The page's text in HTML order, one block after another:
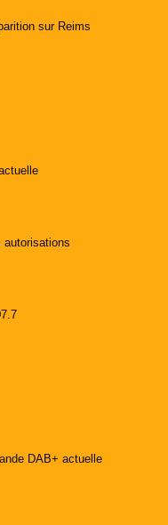
sur Reims
autorisations
DAB+ actuelle